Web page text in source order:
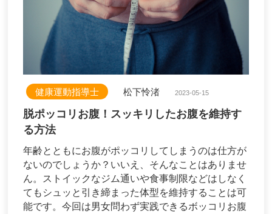
健康運動指導士 松下怜渚 2023-05-15
脱ポッコリお腹！スッキリしたお腹を維持す
る方法
年齢とともにお腹がポッコリしてしまうのは仕方が
ないのでしょうか？いいえ、そんなことはありませ
ん。ストイックなジム通いや食事制限などはしなく
てもシュッと引き締まった体型を維持することは可
能です。今回は男女問わず実践できるボッコリお腹